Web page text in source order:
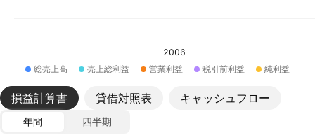
2006
総売上高
売上総利益 営業利益 税引前利益 純利益
損益計算書 貸借対照表 キャッシュフロー
年間
四半期